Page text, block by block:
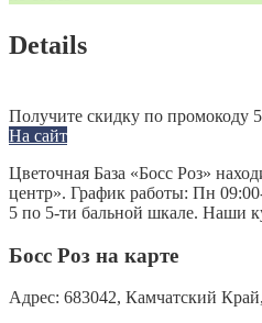
Details
Получите скидку по промокоду
На сайт
Цветочная База «Босс Роз»
центр». График работы: Пн
5 по 5-ти бальной шкале. Наши
Босс Роз на карте
Адрес: 683042, Камчатский